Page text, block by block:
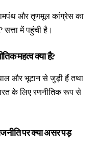
और तृणमूल कांग्रेस का
में पहुंची है।
महत्व क्या है?
और भूटान से जुड़ी हैं तथा
के लिए रणनीतिक रूप से
पर क्या असर पड़